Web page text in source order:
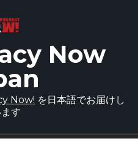
Now
Now! を日本語でお届けし
す